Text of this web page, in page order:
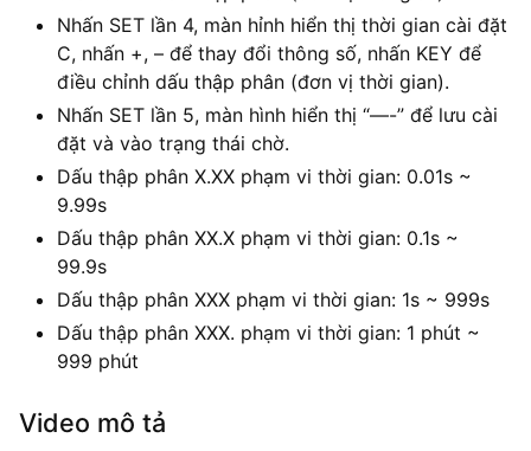
Nhấn SET lần 4, màn hỉnh hiển thị thời gian cài đặt
C, nhấn +, – để thay đổi thông số, nhấn KEY để
điều chỉnh dấu thập phân (đơn vị thời gian).
Nhấn SET lần 5, màn hình hiển thị “—-” để lưu cài
đặt và vào trạng thái chờ.
Dấu thập phân X.XX phạm vi thời gian: 0.01s ~
9.99s
Dấu thập phân XX.X phạm vi thời gian: 0.1s ~
99.9s
Dấu thập phân XXX phạm vi thời gian: 1s ~ 999s
Dấu thập phân XXX. phạm vi thời gian: 1 phút ~
999 phút
Video mô tả